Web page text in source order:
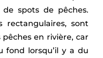
spots de pêches.
rectangulaires, sont
en rivière, car
fond lorsqu’il y a du